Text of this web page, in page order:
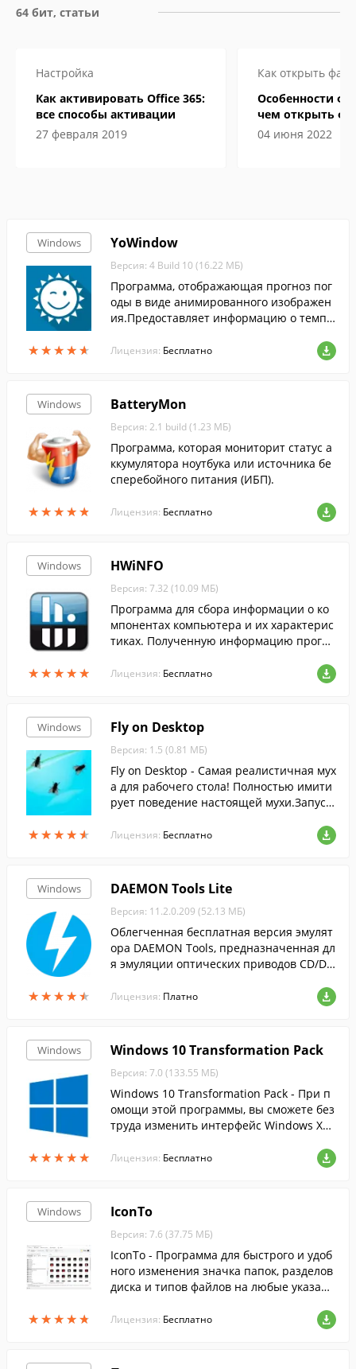
64 бит, статьи
Настройка
Как активировать Office 365:
все способы активации
27 февраля 2019
Как открыть файл
Особенности
чем открыть
электронной
04 июня 2022
Windows
★★★★★
★★★★★
YoWindow
Версия: 4 Build 10 (16.22 МБ)
Программа, отображающая прогноз пог
оды в виде анимированного изображен
ия.Предоставляет информацию о темпе
и ветра, облачности и пр.
Лицензия: Бесплатно
Windows
★★★★★
★★★★★
BatteryMon
Версия: 2.1 build (1.23 МБ)
Программа, которая мониторит статус а
ккумулятора ноутбука или источника бе
сперебойного питания (ИБП).
Лицензия: Бесплатно
Windows
★★★★★
★★★★★
HWiNFO
Версия: 7.32 (10.09 МБ)
Программа для сбора информации о ко
мпонентах компьютера и их характерис
тиках. Полученную информацию програ
ML и HTML.
Лицензия: Бесплатно
Windows
★★★★★
★★★★★
Fly on Desktop
Версия: 1.5 (0.81 МБ)
Fly on Desktop - Самая реалистичная мух
а для рабочего стола! Полностью имити
рует поведение настоящей мухи.Запуст
и настоящие.
Лицензия: Бесплатно
Windows
★★★★★
★★★★★
DAEMON Tools Lite
Версия: 11.2.0.209 (52.13 МБ)
Облегченная бесплатная версия эмулят
ора DAEMON Tools, предназначенная дл
я эмуляции оптических приводов CD/DV
Лицензия: Платно
Windows
★★★★★
★★★★★
Windows 10 Transformation Pack
Версия: 7.0 (133.55 МБ)
Windows 10 Transformation Pack - При п
омощи этой программы, вы сможете без
труда изменить интерфейс Windows XP,
нтерфейс десятки.
Лицензия: Бесплатно
Windows
★★★★★
★★★★★
IconTo
Версия: 7.6 (37.75 МБ)
IconTo - Программа для быстрого и удоб
ного изменения значка папок, разделов
диска и типов файлов на любые указанн
Лицензия: Бесплатно